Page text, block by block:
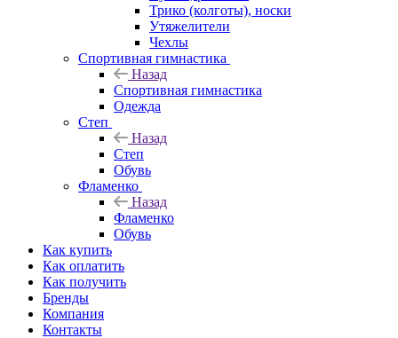
Трико (колготы), носки
Утяжелители
Чехлы
Спортивная гимнастика
Назад
Спортивная гимнастика
Одежда
Степ
Назад
Степ
Обувь
Фламенко
Назад
Фламенко
Обувь
Как купить
Как оплатить
Как получить
Бренды
Компания
Контакты